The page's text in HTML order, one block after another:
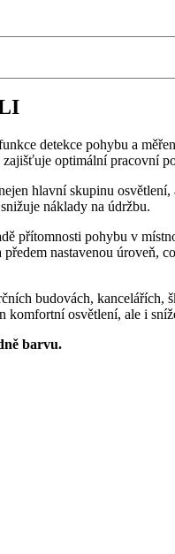
detekce pohybu a
optimální pracovní
hlavní skupinu
náklady na údržbu.
pohybu v
nastavenou
budovách,
osvětlení, ale i
barvu.